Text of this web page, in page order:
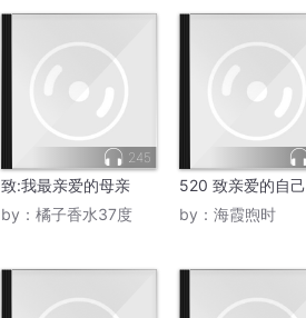
245
致:我最亲爱的母亲
by： 橘子香水37度
520 致亲爱的自己
by： 海霞煦时